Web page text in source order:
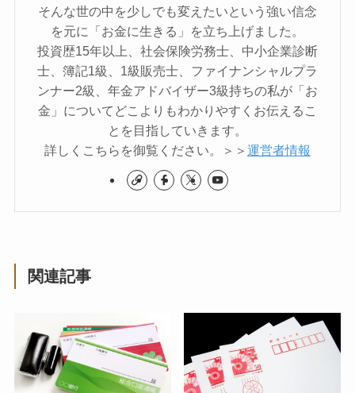
そんな世の中を少しでも変えたいという強い信念
を元に「お金に生きる」を立ち上げました。
投資歴15年以上、社会保険労務士、中小企業診断
士、簿記1級、1級販売士、ファイナンシャルプラ
ンナー2級、年金アドバイザー3級持ちの私が「お
金」についてどこよりもわかりやすくお伝えるこ
とを目指していきます。
詳しくこちらを御覧ください。＞＞ 運営者情報
関連記事